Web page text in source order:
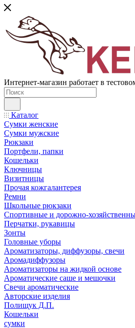
Интернет-магазин работает в
Каталог
Сумки женские
Сумки мужские
Рюкзаки
Портфели, папки
Кошельки
Ключницы
Визитницы
Прочая кожгалантерея
Ремни
Школьные рюкзаки
Спортивные и дорожно-
Перчатки, рукавицы
Зонты
Головные уборы
Ароматизаторы, диффузоры, свечи
Аромадиффузоры
Ароматизаторы на жидкой основе
Ароматические саше и мешочки
Свечи ароматические
Авторские изделия
Полищук Д.П.
Кошельки
сумки